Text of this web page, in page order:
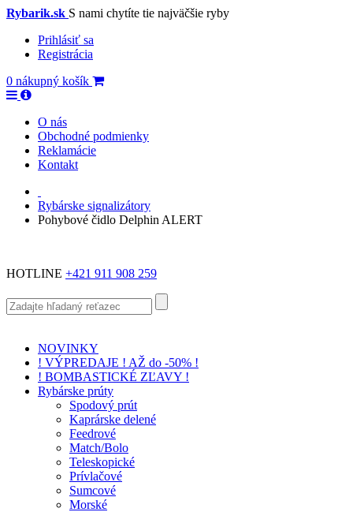
Rybarik.sk S nami chytíte tie najväčšie ryby
Prihlásiť sa
Registrácia
0 nákupný košík
O nás
Obchodné podmienky
Reklamácie
Kontakt
Rybárske signalizátory
Pohybové čidlo Delphin ALERT
HOTLINE +421 911 908 259
NOVINKY
! VÝPREDAJE ! AŽ do -50% !
! BOMBASTICKÉ ZĽAVY !
Rybárske prúty
Spodový prút
Kaprárske delené
Feedrové
Match/Bolo
Teleskopické
Prívlačové
Sumcové
Morské